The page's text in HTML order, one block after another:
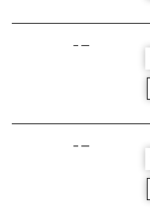
—-
—-